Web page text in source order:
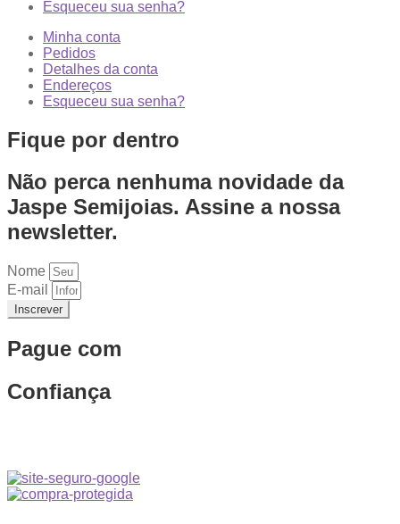
Esqueceu sua senha?
Minha conta
Pedidos
Detalhes da conta
Endereços
Esqueceu sua senha?
Fique por dentro
Não perca nenhuma novidade da
Jaspe Semijoias. Assine a nossa
newsletter.
Nome
E-mail
Inscrever
Pague com
Confiança